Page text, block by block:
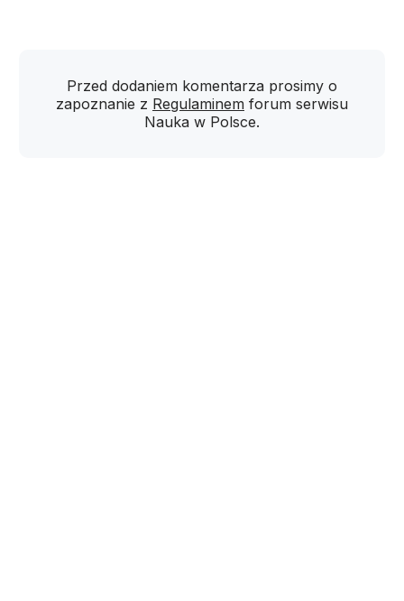
Przed dodaniem komentarza prosimy o
zapoznanie z Regulaminem forum serwisu
Nauka w Polsce.